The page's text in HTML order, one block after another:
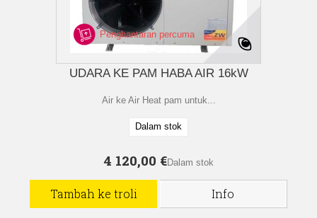
Penghantaran percuma
UDARA KE PAM HABA AIR 16kW
Air ke Air Heat pam untuk...
Dalam stok
4 120,00 €Dalam stok
Tambah ke troli Info